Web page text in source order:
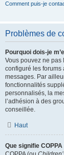
Comment puis-je
Problèmes de
Pourquoi dois-je
Vous pouvez ne pas
configuré les forums
messages. Par
fonctionnalités
personnalisés, la
l’adhésion à des
conseillée.
Haut
Que signifie COPPA